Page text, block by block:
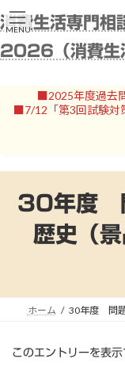
ン
ン
ビ
ー
消費生活専門相
2026（消費生
■2025年度過去
■7/12「第3回試験対
30年度
歴史（
ホーム 30年度 問題
このエントリーを表示
MENU